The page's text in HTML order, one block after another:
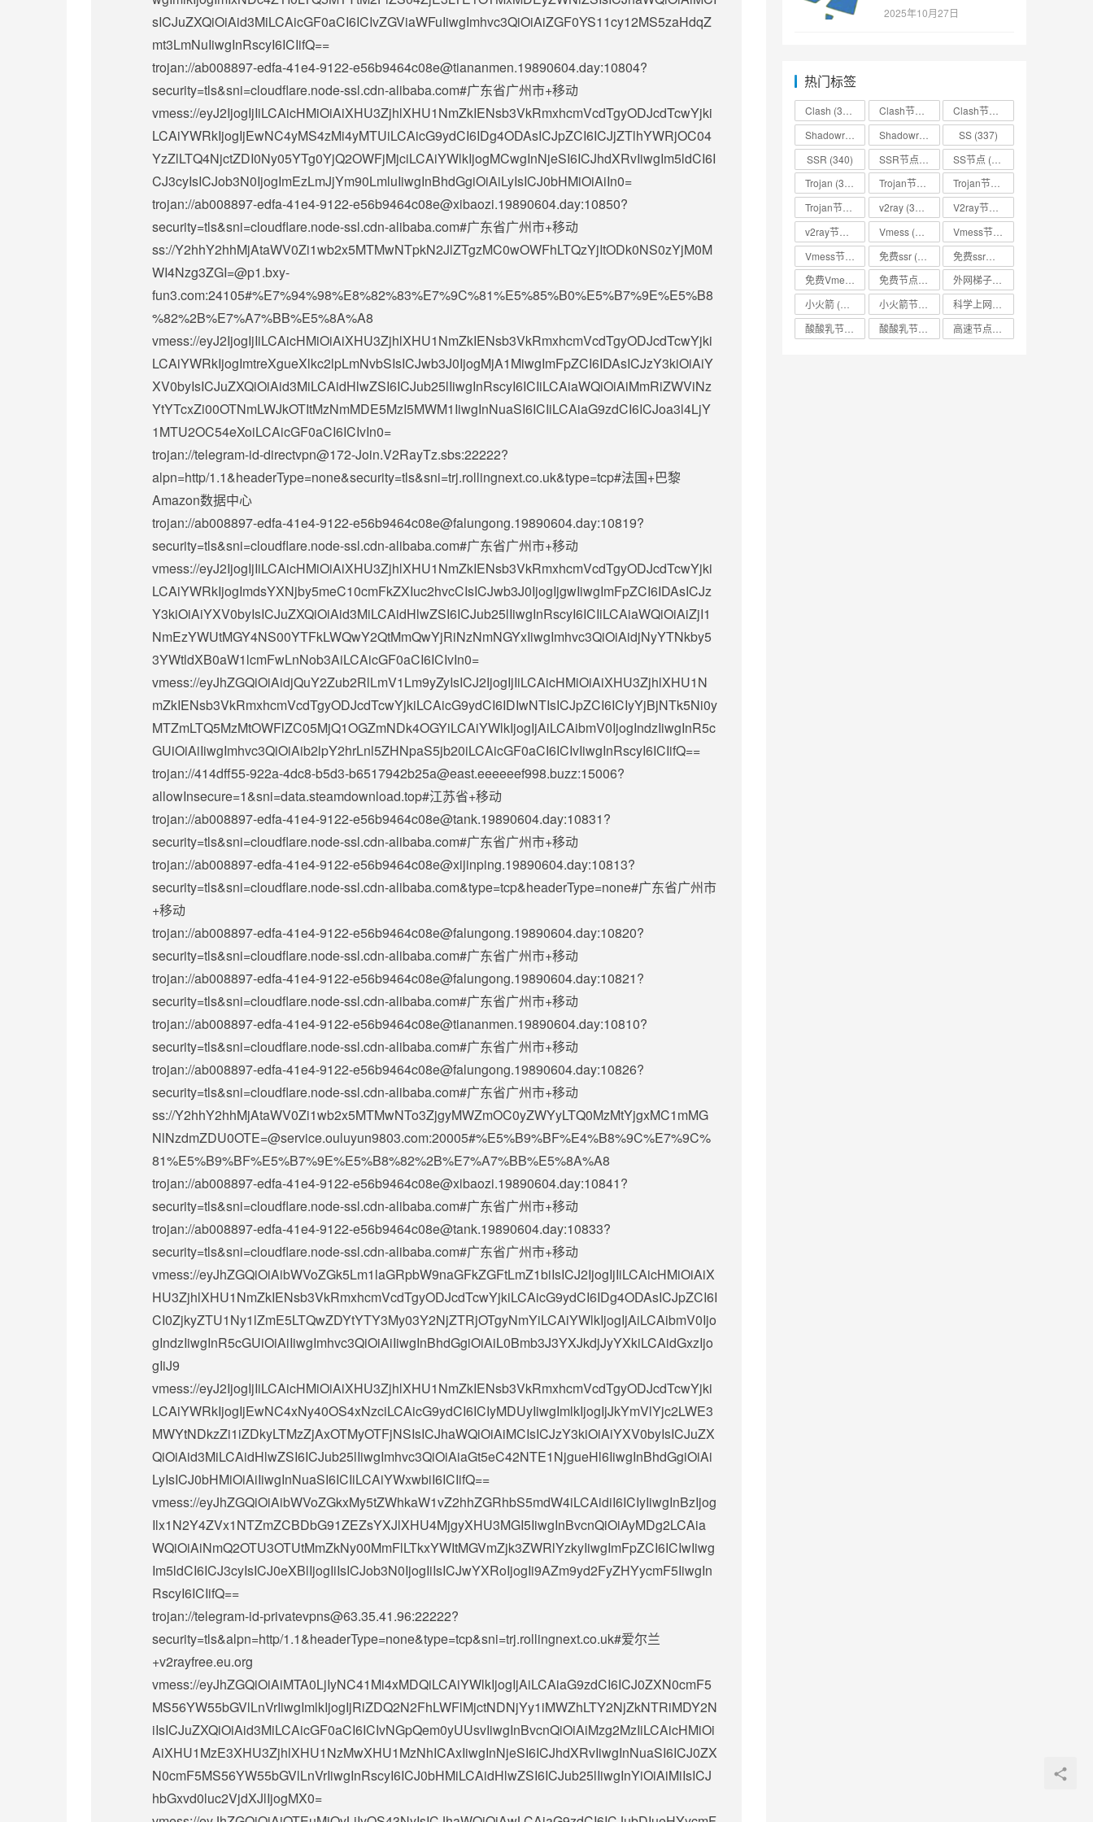
sICJuZXQiOiAid3MiLCAicGF0aCI6ICIvZGViaWFuIiwgImhvc3QiOiAiZGF0YS11cy12MS5zaHdqZ
mt3LmNuIiwgInRscyI6ICIifQ==
trojan://ab008897-edfa-41e4-9122-e56b9464c08e@tiananmen.19890604.day:10804?
security=tls&sni=cloudflare.node-ssl.cdn-alibaba.com#广东省广州市+移动
vmess://eyJ2IjogIjIiLCAicHMiOiAiXHU3ZjhlXHU1NmZkIENsb3VkRmxhcmVcdTgyODJcdTcwYjki
LCAiYWRkIjogIjEwNC4yMS4zMi4yMTUiLCAicG9ydCI6IDg4ODAsICJpZCI6ICJjZTlhYWRjOC04
YzZlLTQ4NjctZDI0Ny05YTg0YjQ2OWFjMjciLCAiYWlkIjogMCwgInNjeSI6ICJhdXRvIiwgIm5ldCI6I
CJ3cyIsICJob3N0IjogImEzLmJjYm90LmluIiwgInBhdGgiOiAiLyIsICJ0bHMiOiAiIn0=
trojan://ab008897-edfa-41e4-9122-e56b9464c08e@xibaozi.19890604.day:10850?
security=tls&sni=cloudflare.node-ssl.cdn-alibaba.com#广东省广州市+移动
ss://Y2hhY2hhMjAtaWV0Zi1wb2x5MTMwNTpkN2JlZTgzMC0wOWFhLTQzYjItODk0NS0zYjM0M
WI4Nzg3ZGI=@p1.bxy-
fun3.com:24105#%E7%94%98%E8%82%83%E7%9C%81%E5%85%B0%E5%B7%9E%E5%B8
%82%2B%E7%A7%BB%E5%8A%A8
vmess://eyJ2IjogIjIiLCAicHMiOiAiXHU3ZjhlXHU1NmZkIENsb3VkRmxhcmVcdTgyODJcdTcwYjki
LCAiYWRkIjogImtreXgueXlkc2lpLmNvbSIsICJwb3J0IjogMjA1MiwgImFpZCI6IDAsICJzY3kiOiAiY
XV0byIsICJuZXQiOiAid3MiLCAidHlwZSI6ICJub25lIiwgInRscyI6ICIiLCAiaWQiOiAiMmRiZWViNz
YtYTcxZi00OTNmLWJkOTItMzNmMDE5MzI5MWM1IiwgInNuaSI6ICIiLCAiaG9zdCI6ICJoa3l4LjY
1MTU2OC54eXoiLCAicGF0aCI6ICIvIn0=
trojan://telegram-id-directvpn@172-Join.V2RayTz.sbs:22222?
alpn=http/1.1&headerType=none&security=tls&sni=trj.rollingnext.co.uk&type=tcp#法国+巴黎
Amazon数据中心
trojan://ab008897-edfa-41e4-9122-e56b9464c08e@falungong.19890604.day:10819?
security=tls&sni=cloudflare.node-ssl.cdn-alibaba.com#广东省广州市+移动
vmess://eyJ2IjogIjIiLCAicHMiOiAiXHU3ZjhlXHU1NmZkIENsb3VkRmxhcmVcdTgyODJcdTcwYjki
LCAiYWRkIjogImdsYXNjby5meC10cmFkZXIuc2hvcCIsICJwb3J0IjogIjgwIiwgImFpZCI6IDAsICJz
Y3kiOiAiYXV0byIsICJuZXQiOiAid3MiLCAidHlwZSI6ICJub25lIiwgInRscyI6ICIiLCAiaWQiOiAiZjI1
NmEzYWUtMGY4NS00YTFkLWQwY2QtMmQwYjRiNzNmNGYxIiwgImhvc3QiOiAidjNyYTNkby5
3YWtldXB0aW1lcmFwLnNob3AiLCAicGF0aCI6ICIvIn0=
vmess://eyJhZGQiOiAidjQuY2Zub2RlLmV1Lm9yZyIsICJ2IjogIjIiLCAicHMiOiAiXHU3ZjhlXHU1N
mZkIENsb3VkRmxhcmVcdTgyODJcdTcwYjkiLCAicG9ydCI6IDIwNTIsICJpZCI6ICIyYjBjNTk5Ni0y
MTZmLTQ5MzMtOWFlZC05MjQ1OGZmNDk4OGYiLCAiYWlkIjogIjAiLCAibmV0IjogIndzIiwgInR5c
GUiOiAiIiwgImhvc3QiOiAib2lpY2hrLnl5ZHNpaS5jb20iLCAicGF0aCI6ICIvIiwgInRscyI6ICIifQ==
trojan://414dff55-922a-4dc8-b5d3-b6517942b25a@east.eeeeeef998.buzz:15006?
allowInsecure=1&sni=data.steamdownload.top#江苏省+移动
trojan://ab008897-edfa-41e4-9122-e56b9464c08e@tank.19890604.day:10831?
security=tls&sni=cloudflare.node-ssl.cdn-alibaba.com#广东省广州市+移动
trojan://ab008897-edfa-41e4-9122-e56b9464c08e@xijinping.19890604.day:10813?
security=tls&sni=cloudflare.node-ssl.cdn-alibaba.com&type=tcp&headerType=none#广东省广州市
+移动
trojan://ab008897-edfa-41e4-9122-e56b9464c08e@falungong.19890604.day:10820?
security=tls&sni=cloudflare.node-ssl.cdn-alibaba.com#广东省广州市+移动
trojan://ab008897-edfa-41e4-9122-e56b9464c08e@falungong.19890604.day:10821?
security=tls&sni=cloudflare.node-ssl.cdn-alibaba.com#广东省广州市+移动
trojan://ab008897-edfa-41e4-9122-e56b9464c08e@tiananmen.19890604.day:10810?
security=tls&sni=cloudflare.node-ssl.cdn-alibaba.com#广东省广州市+移动
trojan://ab008897-edfa-41e4-9122-e56b9464c08e@falungong.19890604.day:10826?
security=tls&sni=cloudflare.node-ssl.cdn-alibaba.com#广东省广州市+移动
ss://Y2hhY2hhMjAtaWV0Zi1wb2x5MTMwNTo3ZjgyMWZmOC0yZWYyLTQ0MzMtYjgxMC1mMG
NlNzdmZDU0OTE=@service.ouluyun9803.com:20005#%E5%B9%BF%E4%B8%9C%E7%9C%
81%E5%B9%BF%E5%B7%9E%E5%B8%82%2B%E7%A7%BB%E5%8A%A8
trojan://ab008897-edfa-41e4-9122-e56b9464c08e@xibaozi.19890604.day:10841?
security=tls&sni=cloudflare.node-ssl.cdn-alibaba.com#广东省广州市+移动
trojan://ab008897-edfa-41e4-9122-e56b9464c08e@tank.19890604.day:10833?
security=tls&sni=cloudflare.node-ssl.cdn-alibaba.com#广东省广州市+移动
vmess://eyJhZGQiOiAibWVoZGk5Lm1laGRpbW9naGFkZGFtLmZ1biIsICJ2IjogIjIiLCAicHMiOiAiX
HU3ZjhlXHU1NmZkIENsb3VkRmxhcmVcdTgyODJcdTcwYjkiLCAicG9ydCI6IDg4ODAsICJpZCI6I
CI0ZjkyZTU1Ny1lZmE5LTQwZDYtYTY3My03Y2NjZTRjOTgyNmYiLCAiYWlkIjogIjAiLCAibmV0Ijo
gIndzIiwgInR5cGUiOiAiIiwgImhvc3QiOiAiIiwgInBhdGgiOiAiL0Bmb3J3YXJkdjJyYXkiLCAidGxzIjo
gIiJ9
vmess://eyJ2IjogIjIiLCAicHMiOiAiXHU3ZjhlXHU1NmZkIENsb3VkRmxhcmVcdTgyODJcdTcwYjki
LCAiYWRkIjogIjEwNC4xNy40OS4xNzciLCAicG9ydCI6ICIyMDUyIiwgImlkIjogIjJkYmVlYjc2LWE3
MWYtNDkzZi1iZDkyLTMzZjAxOTMyOTFjNSIsICJhaWQiOiAiMCIsICJzY3kiOiAiYXV0byIsICJuZX
QiOiAid3MiLCAidHlwZSI6ICJub25lIiwgImhvc3QiOiAiaGt5eC42NTE1NjgueHl6IiwgInBhdGgiOiAi
LyIsICJ0bHMiOiAiIiwgInNuaSI6ICIiLCAiYWxwbiI6ICIifQ==
vmess://eyJhZGQiOiAibWVoZGkxMy5tZWhkaW1vZ2hhZGRhbS5mdW4iLCAidiI6ICIyIiwgInBzIjog
Ilx1N2Y4ZVx1NTZmZCBDbG91ZEZsYXJlXHU4MjgyXHU3MGI5IiwgInBvcnQiOiAyMDg2LCAia
WQiOiAiNmQ2OTU3OTUtMmZkNy00MmFlLTkxYWItMGVmZjk3ZWRlYzkyIiwgImFpZCI6ICIwIiwg
Im5ldCI6ICJ3cyIsICJ0eXBlIjogIiIsICJob3N0IjogIiIsICJwYXRoIjogIi9AZm9yd2FyZHYycmF5IiwgIn
RscyI6ICIifQ==
trojan://telegram-id-privatevpns@63.35.41.96:22222?
security=tls&alpn=http/1.1&headerType=none&type=tcp&sni=trj.rollingnext.co.uk#爱尔兰
+v2rayfree.eu.org
vmess://eyJhZGQiOiAiMTA0LjIyNC41Mi4xMDQiLCAiYWlkIjogIjAiLCAiaG9zdCI6ICJ0ZXN0cmF5
MS56YW55bGVlLnVrIiwgImlkIjogIjRiZDQ2N2FhLWFlMjctNDNjYy1iMWZhLTY2NjZkNTRiMDY2N
iIsICJuZXQiOiAid3MiLCAicGF0aCI6ICIvNGpQem0yUUsvIiwgInBvcnQiOiAiMzg2MzIiLCAicHMiOi
AiXHU1MzE3XHU3ZjhlXHU1NzMwXHU1MzNhICAxIiwgInNjeSI6ICJhdXRvIiwgInNuaSI6ICJ0ZX
N0cmF5MS56YW55bGVlLnVrIiwgInRscyI6ICJ0bHMiLCAidHlwZSI6ICJub25lIiwgInYiOiAiMiIsICJ
hbGxvd0luc2VjdXJlIjogMX0=
SSR/v2ray/Clash/trojan
节点免费分享
2025年10月27日
热门标签
Clash (338)
(336) (333)
SS (337)
SSR (340) SS节点 (335)
Trojan (333)
(332)
v2ray (337)
(334)
Vmess (330)
(330)
免费ssr (318)
(330)
小火箭 (337) (334)
(318) (318)